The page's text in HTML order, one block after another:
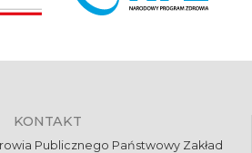
KONTAKT
Publicznego Państwowy Zakład